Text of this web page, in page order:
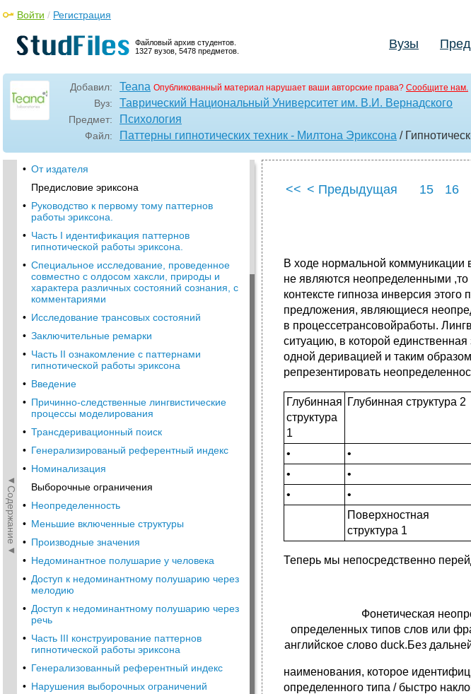
Файловый архив студентов.
1327 вузов, 5478 предметов.
Войти / Регистрация
Вузы
Добавил: Teana Опубликованный материал нарушает ваши авторские права? Сообщите нам.
Вуз: Таврический Национальный Университет им. В.И. Вернадского
Предмет: Психология
Файл: Паттерны гипнотических техник - Милтона Эриксона /
◄Содержание◄
Эриксона
Часть I Идентификация паттернов
гипнотической работы Эриксона 10
Часть II Ознакомление с паттернами
гипнотической работы Эриксона 108
Часть III Конструирование паттернов
гипнотической работы Эрнксоня 168
• От издателя
Предисловие эриксона
• Руководство к первому тому паттернов
работы эриксона.
• Часть I идентификация паттернов
гипнотической работы эриксона.
• Специальное исследование, проведенное
совместно с олдосом хаксли, природы и
характера различных состояний сознания, с
комментариями
• Исследование трансовых состояний
• Заключительные ремарки
• Часть II ознакомление с паттернами
гипнотической работы эриксона
• Введение
• Причинно-следственные лингвистические
процессы моделирования
• Трансдеривационный поиск
• Генерализированый референтный индекс
• Номинализация
Выборочные ограничения
• Неопределенность
• Меньшие включенные структуры
• Производные значения
• Недоминантное полушарие у человека
• Доступ к недоминантному полушарию через
мелодию
• Доступ к недоминантному полушарию через
речь
• Часть III конструирование паттернов
гипнотической работы эриксона
• Генерализованный референтный индекс
• Нарушения выборочных ограничений
<< < Предыдущая 15 16
В ходе нормальной коммуникации
не являются неопределенными
контексте гипноза инверсия
предложения, являющиеся
в процессетрансовойработы.
ситуацию, в которой
одной деривацией и таким
репрезентировать
Глубинная
структура
1
Глубинная структура 2
• •
•
•
•
•
Поверхностная
структура 1
Теперь мы непосредственно
Фонетическая
определенных типов слов или
английское слово duck.Без
наименования, которое
определенного типа / быстро